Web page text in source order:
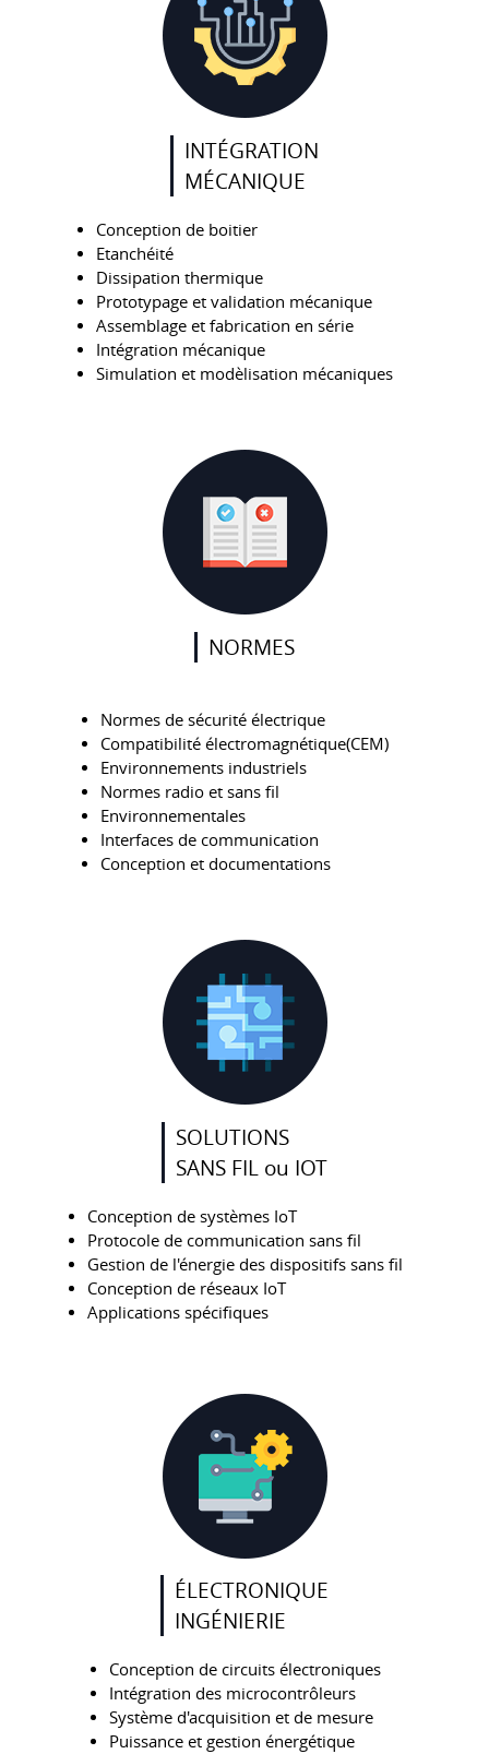
INTÉGRATION
MÉCANIQUE
Conception de boitier
Etanchéité
Dissipation thermique
Prototypage et validation mécanique
Assemblage et fabrication en série
Intégration mécanique
Simulation et modèlisation mécaniques
NORMES
Normes de sécurité électrique
Compatibilité électromagnétique(CEM)
Environnements industriels
Normes radio et sans fil
Environnementales
Interfaces de communication
Conception et documentations
SOLUTIONS
SANS FIL ou IOT
Conception de systèmes IoT
Protocole de communication sans fil
Gestion de l'énergie des dispositifs sans fil
Conception de réseaux IoT
Applications spécifiques
ÉLECTRONIQUE
INGÉNIERIE
Conception de circuits électroniques
Intégration des microcontrôleurs
Système d'acquisition et de mesure
Puissance et gestion énergétique